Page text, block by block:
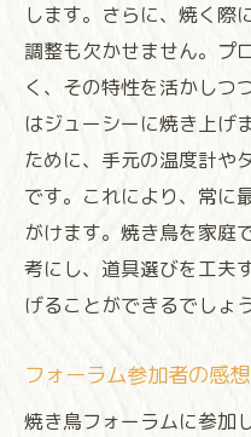
します。さらに、焼く際
調整も欠かせません。プ
く、その特性を活かしつ
はジューシーに焼き上げ
ために、手元の温度計や
です。これにより、常に
がけます。焼き鳥を家庭
考にし、道具選びを工夫
げることができるでしょう
フォーラム参加者の感
焼き鳥フォーラムに参加